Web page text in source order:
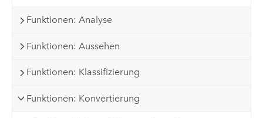
Funktionen: Analyse
Funktionen: Aussehen
Funktionen: Klassifizierung
Funktionen: Konvertierung